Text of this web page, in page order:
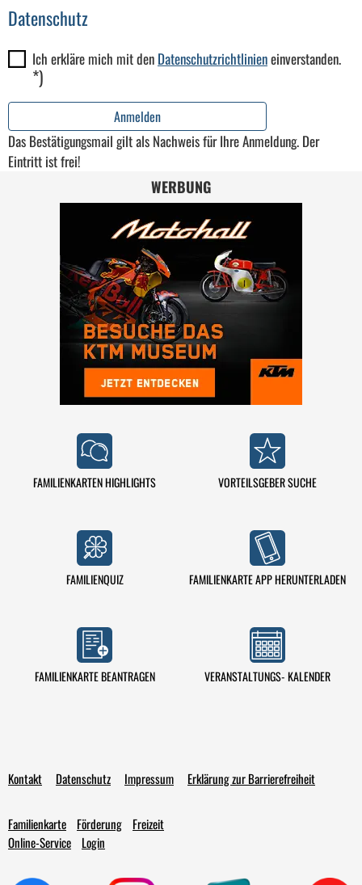
Datenschutz
Ich erkläre mich mit den Datenschutzrichtlinieneinverstanden.
*)
Anmelden
Das Bestätigungsmail gilt als Nachweis für Ihre Anmeldung. Der
Eintritt ist frei!
WERBUNG
Kontakt Datenschutz Impressum Erklärung zur Barrierefreiheit
Familienkarte Förderung
Freizeit
Online-Service
Login
FAMILIENKARTEN HIGHLIGHTS VORTEILSGEBER SUCHE
FAMILIENQUIZ FAMILIENKARTE APP HERUNTERLADEN
FAMILIENKARTE BEANTRAGEN VERANSTALTUNGS- KALENDER